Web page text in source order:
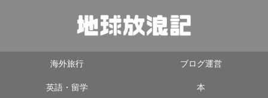
海外旅行 ブログ運営
英語・留学 本